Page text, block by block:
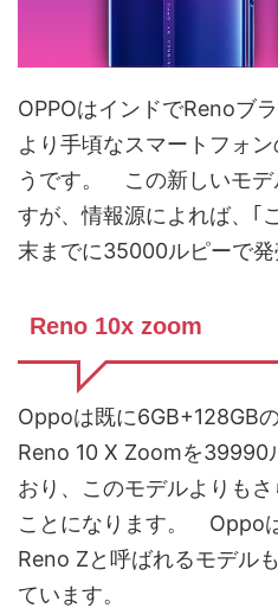
OPPOはインドでRenoブ
より手頃なスマートフォ
うです。 この新しいモデ
すが、情報源によれば、｢
末までに35000ルピーで発
Reno 10x zoom
Oppoは既に6GB+128GB
Reno 10 X Zoomを39990
おり、このモデルよりも
ことになります。 Oppo
Reno Zと呼ばれるモデル
ています。